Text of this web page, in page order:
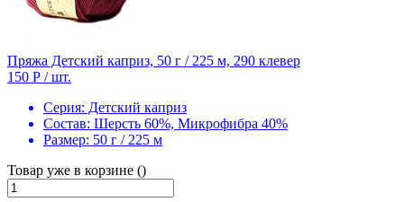
Пряжа Детский каприз, 50 г / 225 м, 290 клевер
150 Р / шт.
Серия: Детский каприз
Состав: Шерсть 60%, Микрофибра 40%
Размер: 50 г / 225 м
Товар уже в корзине ()